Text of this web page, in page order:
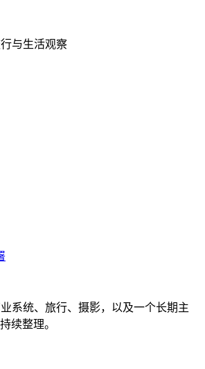
与生活观察
系统、旅行、摄影，以及一个长期主
续整理。